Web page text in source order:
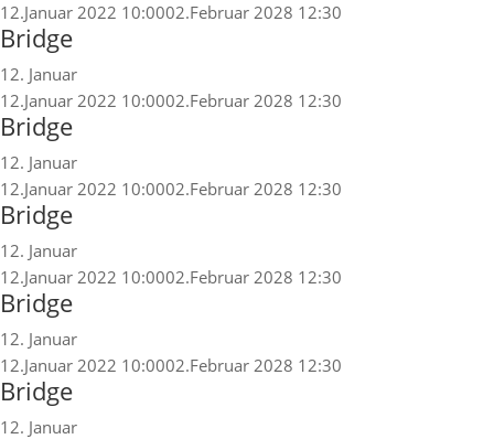
12.Januar 2022 10:0002.Februar 2028 12:30
Bridge
12. Januar
12.Januar 2022 10:0002.Februar 2028 12:30
Bridge
12. Januar
12.Januar 2022 10:0002.Februar 2028 12:30
Bridge
12. Januar
12.Januar 2022 10:0002.Februar 2028 12:30
Bridge
12. Januar
12.Januar 2022 10:0002.Februar 2028 12:30
Bridge
12. Januar